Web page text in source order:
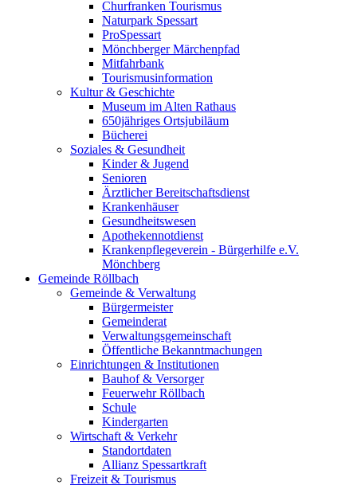
Churfranken Tourismus
Naturpark Spessart
ProSpessart
Mönchberger Märchenpfad
Mitfahrbank
Tourismusinformation
Kultur & Geschichte
Museum im Alten Rathaus
650jähriges Ortsjubiläum
Bücherei
Soziales & Gesundheit
Kinder & Jugend
Senioren
Ärztlicher Bereitschaftsdienst
Krankenhäuser
Gesundheitswesen
Apothekennotdienst
Krankenpflegeverein - Bürgerhilfe e.V.
Mönchberg
Gemeinde Röllbach
Gemeinde & Verwaltung
Bürgermeister
Gemeinderat
Verwaltungsgemeinschaft
Öffentliche Bekanntmachungen
Einrichtungen & Institutionen
Bauhof & Versorger
Feuerwehr Röllbach
Schule
Kindergarten
Wirtschaft & Verkehr
Standortdaten
Allianz Spessartkraft
Freizeit & Tourismus